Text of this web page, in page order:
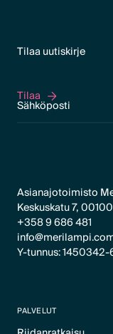
Tilaa uutiskirje
Tilaa
Tilaa
Asianajotoimisto
Keskuskatu 7,
+358 9 686 481
Y-tunnus: 1450342-
PALVELUT